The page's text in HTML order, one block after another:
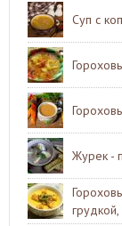
Суп с
Журек -